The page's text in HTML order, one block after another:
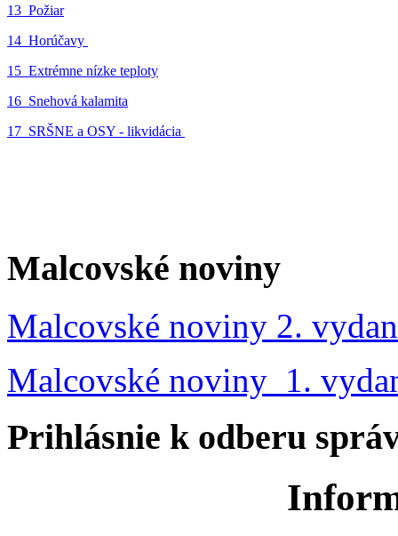
13_Požiar
14_Horúčavy
15_Extrémne nízke teploty
16_Snehová kalamita
17_SRŠNE a OSY - likvidácia
Malcovské noviny
Malcovské noviny 2.
Malcovské noviny 1.
Prihlásnie k odberu